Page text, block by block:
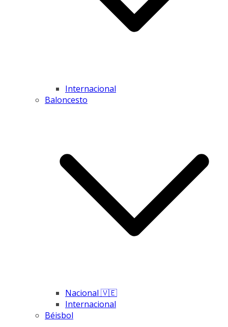
Internacional
Baloncesto
Nacional 🇻🇪
Internacional
Béisbol